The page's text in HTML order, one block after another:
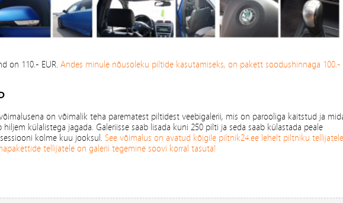
on 110.- EUR. Andes minule nõusoleku piltide kasutamiseks, on pakett soodushinnaga 100.-
on võimalik teha parematest piltidest veebigalerii, mis on parooliga kaitstud ja
hiljem külalistega jagada. Galeriisse saab lisada kuni 250 pilti ja seda saab külastada peale
kolme kuu jooksul. See võimalus on avatud kõigile piltnik24.ee lehelt piltniku
tellijatele on galerii tegemine soovi korral tasuta!